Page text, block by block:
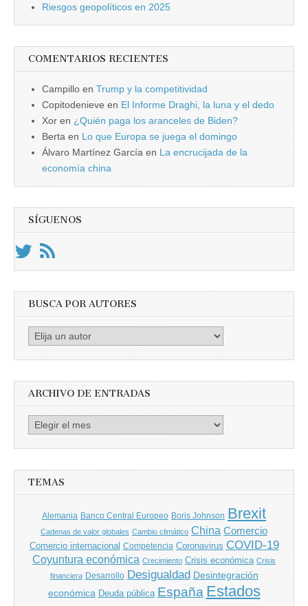
Riesgos geopolíticos en 2025
COMENTARIOS RECIENTES
Campillo en Trump y la competitividad
Copitodenieve en El Informe Draghi, la luna y el dedo
Xor en ¿Quién paga los aranceles de Biden?
Berta en Lo que Europa se juega el domingo
Álvaro Martínez García en La encrucijada de la
economía china
SÍGUENOS
BUSCA POR AUTORES
Busca
ARCHIVO DE ENTRADAS
Archivo
TEMAS
Alemania Banco Central Europeo Boris Johnson Brexit
Cadenas de valor globales Cambio climático China Comercio
Comercio internacional Competencia Coronavirus COVID-19
Coyuntura económica Crecimiento Crisis económica Crisis
financiera
Desarrollo Desigualdad Desintegración
económica Deuda pública España Estados